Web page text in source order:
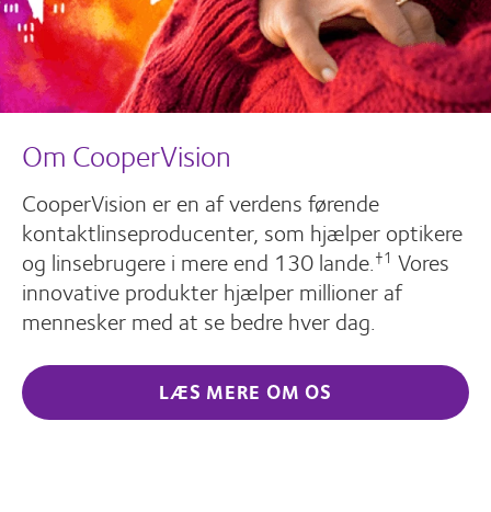
Om CooperVision
CooperVision er en af verdens førende
kontaktlinseproducenter, som hjælper optikere
og linsebrugere i mere end 130 lande.†1 Vores
innovative produkter hjælper millioner af
mennesker med at se bedre hver dag.
LÆS MERE OM OS